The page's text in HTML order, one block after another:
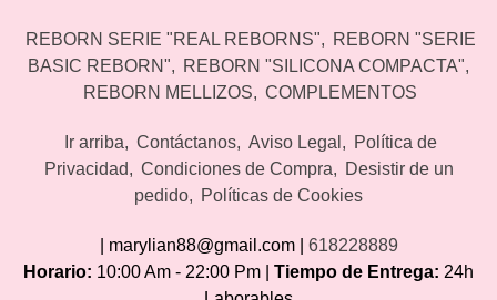
REBORN SERIE "REAL REBORNS"
REBORN "SERIE
BASIC REBORN"
REBORN "SILICONA COMPACTA"
REBORN MELLIZOS
COMPLEMENTOS
Ir arriba Contáctanos Aviso Legal
Política de
Privacidad
Condiciones de Compra
Desistir de un
pedido
Políticas de Cookies
| marylian88@gmail.com | 618228889
Horario: 10:00 Am - 22:00 Pm | Tiempo de Entrega: 24h